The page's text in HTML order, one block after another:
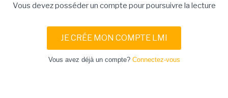
Vous devez posséder un compte pour poursuivre la lecture
JE CRÉE MON COMPTE LMI
Vous avez déjà un compte? Connectez-vous